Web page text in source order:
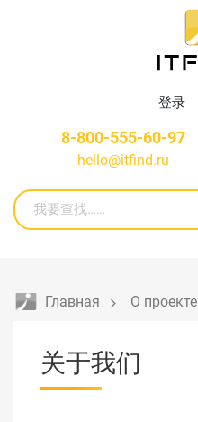
登录
8-800-555-60-97
hello@itfind.ru
Главная О проекте
关于我们